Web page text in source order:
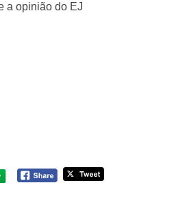
a opinião do EJ